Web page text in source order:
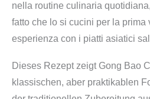
nella routine culinaria
fatto che lo si cucini per la
esperienza con i piatti asiatici
Dieses Rezept zeigt Gong Bao
klassischen, aber praktikablen